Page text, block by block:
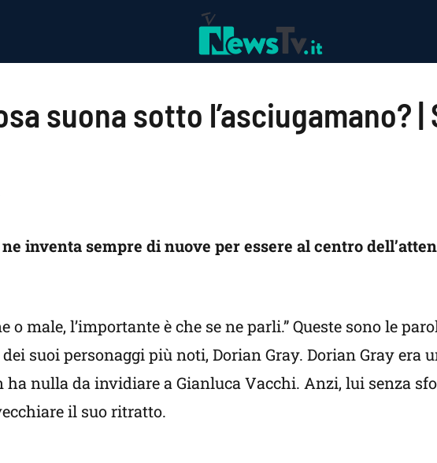
suona sotto l’asciugamano? |
inventa sempre di nuove per essere al centro
o male, l’importante è che se ne parli.” Queste sono le
suoi personaggi più noti, Dorian Gray. Dorian Gray era
ha nulla da invidiare a Gianluca Vacchi. Anzi, lui senza
il suo ritratto.